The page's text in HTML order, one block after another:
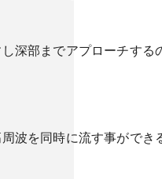
深部までアプローチする
波を同時に流す事ができ